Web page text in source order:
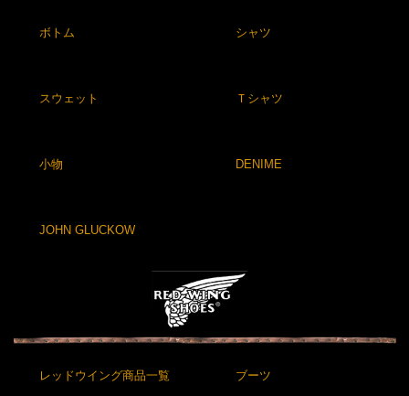
ボトム シャツ
スウェット Ｔシャツ
小物 DENIME
JOHN GLUCKOW
レッドウイング商品一覧 ブーツ